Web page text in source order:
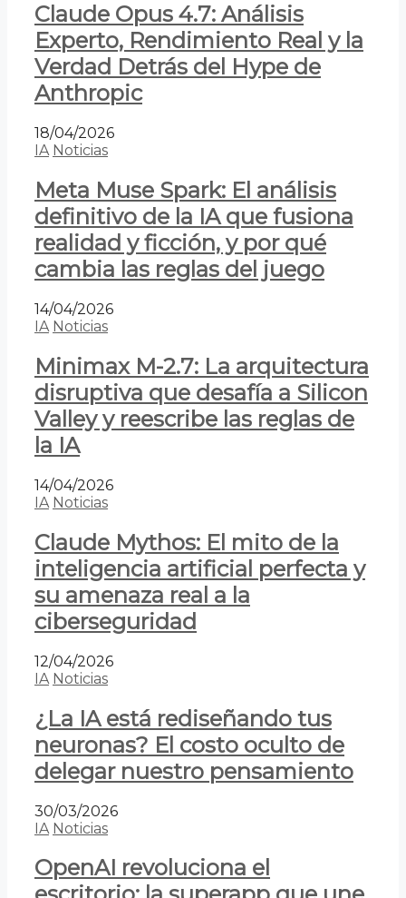
Claude Opus 4.7: Análisis
Experto, Rendimiento Real y la
Verdad Detrás del Hype de
Anthropic
18/04/2026
IA Noticias
Meta Muse Spark: El análisis
definitivo de la IA que fusiona
realidad y ficción, y por qué
cambia las reglas del juego
14/04/2026
IA Noticias
Minimax M-2.7: La arquitectura
disruptiva que desafía a Silicon
Valley y reescribe las reglas de
la IA
14/04/2026
IA Noticias
Claude Mythos: El mito de la
inteligencia artificial perfecta y
su amenaza real a la
ciberseguridad
12/04/2026
IA Noticias
¿La IA está rediseñando tus
neuronas? El costo oculto de
delegar nuestro pensamiento
30/03/2026
IA Noticias
OpenAI revoluciona el